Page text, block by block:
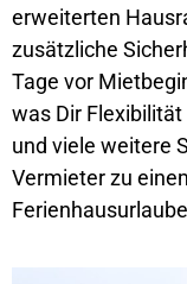
erweiterten
zusätzliche
Tage vor
was Dir
und viele weitere
Vermieter zu